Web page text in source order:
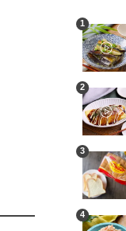
1
2
3
4